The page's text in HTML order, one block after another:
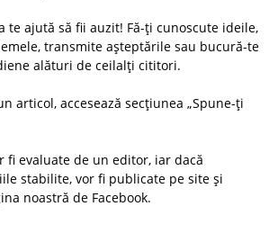
te ajută să fii auzit! Fă-ți cunoscute ideile,
transmite așteptările sau bucură-te
alături de ceilalți cititori.
articol, accesează secțiunea „Spune-ți
fi evaluate de un editor, iar dacă
stabilite, vor fi publicate pe site și
noastră de Facebook.